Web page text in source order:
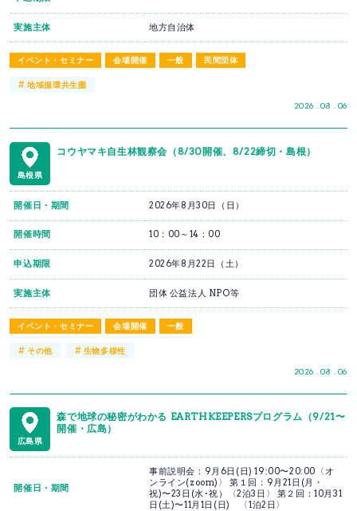
イベント・セミナー 会場開催 一般 民間団体
2026 . 08 . 06
実施主体 地方自治体
#地域循環共生圏
島根県
コウヤマキ自生林観察会（8/30開催、8/22締切・島根）
イベント・セミナー 会場開催 一般
2026 . 08 . 06
開催日・期間 2026年8月30日（日）
開催時間 10：00～14：00
申込期限 2026年8月22日（土）
実施主体 団体 公益法人 NPO等
#その他 # 生物多様性
広島県
森で地球の秘密がわかる EARTHKEEPERSプログラム（9/21〜
開催・広島）
開催日・期間
事前説明会：9月6日(日) 19:00〜20:00〈オ
ンライン(zoom)〉 第１回：9月21日(月・
祝)〜23日(水･祝）〈2泊3日〉 第２回：10月31
日(土)〜11月1日(日) 〈1泊2日〉